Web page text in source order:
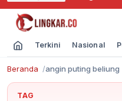
Terkini Nasional
Beranda angin puting beliung
TAG